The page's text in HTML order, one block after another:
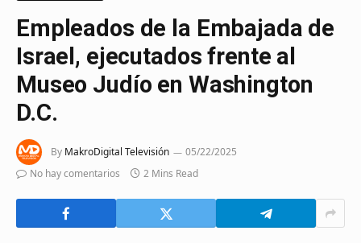
Empleados de la Embajada de
Israel, ejecutados frente al
Museo Judío en Washington
D.C.
By MakroDigital Televisión
05/22/2025
No hay comentarios
2 Mins Read